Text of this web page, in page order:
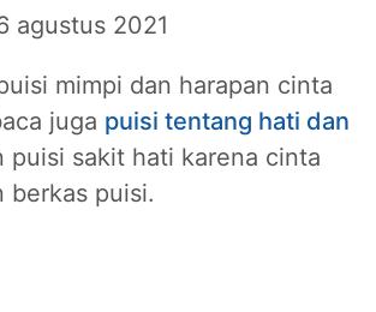
agustus 2021
mimpi dan harapan cinta
juga puisi tentang hati dan
puisi sakit hati karena cinta
berkas puisi.